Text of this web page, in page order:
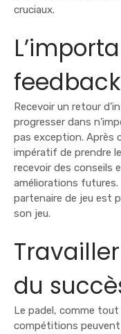
cruciaux.
Recevoir un retour
progresser dans
pas exception. Après
impératif de prendre
recevoir des conseils
améliorations futures.
partenaire de jeu est
son jeu.
du
Le padel, comme tout
compétitions